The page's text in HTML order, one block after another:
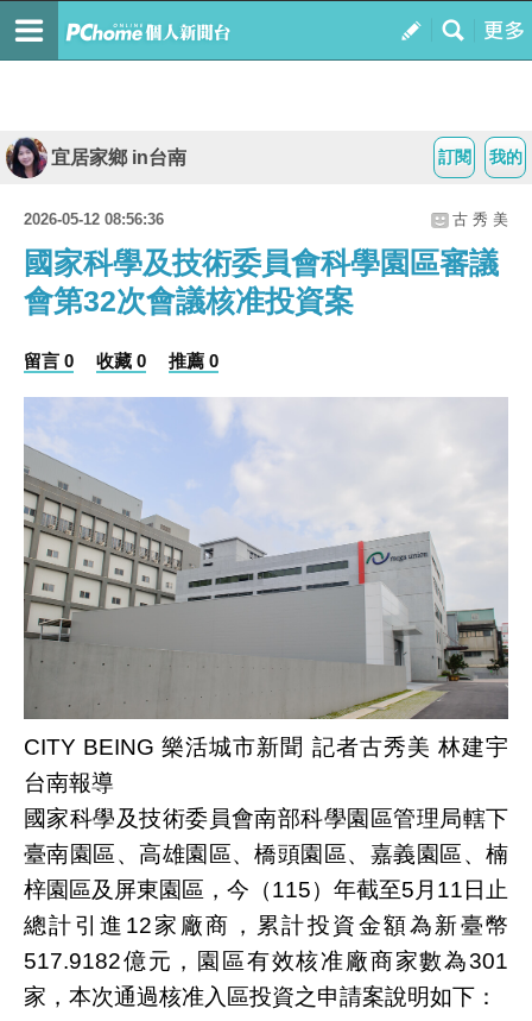
我的
訂閱
宜居家鄉 in台南
2026-05-12 08:56:36 古 秀 美
國家科學及技術委員會科學園區審議
會第32次會議核准投資案
留言 0 收藏 0 推薦 0
CITY BEING 樂活城市新聞 記者古秀美 林建宇
台南報導
國家科學及技術委員會南部科學園區管理局轄下
臺南園區、高雄園區、橋頭園區、嘉義園區、楠
梓園區及屏東園區，今（115）年截至5月11日止
總計引進12家廠商，累計投資金額為新臺幣
517.9182億元，園區有效核准廠商家數為301
家，本次通過核准入區投資之申請案說明如下：